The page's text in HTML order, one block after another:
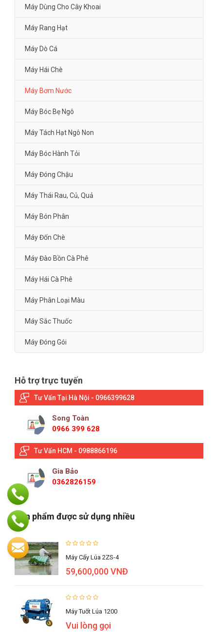
Máy Dùng Cho Cây Khoai
Máy Rang Hạt
Máy Dò Cá
Máy Hái Chè
Máy Bơm Nước
Máy Bóc Bẹ Ngô
Máy Tách Hạt Ngô Non
Máy Bóc Hành Tỏi
Máy Đóng Chậu
Máy Thái Rau, Củ, Quả
Máy Bón Phân
Máy Đốn Chè
Máy Đào Bồn Cà Phê
Máy Hái Cà Phê
Máy Phân Loại Màu
Máy Sắc Thuốc
Máy Đóng Gói
Hỗ trợ trực tuyến
Tư Vấn Tại Hà Nội - 0966399628
Song Toàn
0966 399 628
Tư Vấn HCM - 0988866196
Gia Bảo
0362826159
Sản phẩm được sử dụng nhiều
Máy Cấy Lúa 2ZS-4
59,600,000 VNĐ
Máy Tuốt Lúa 1200
Vui lòng gọi